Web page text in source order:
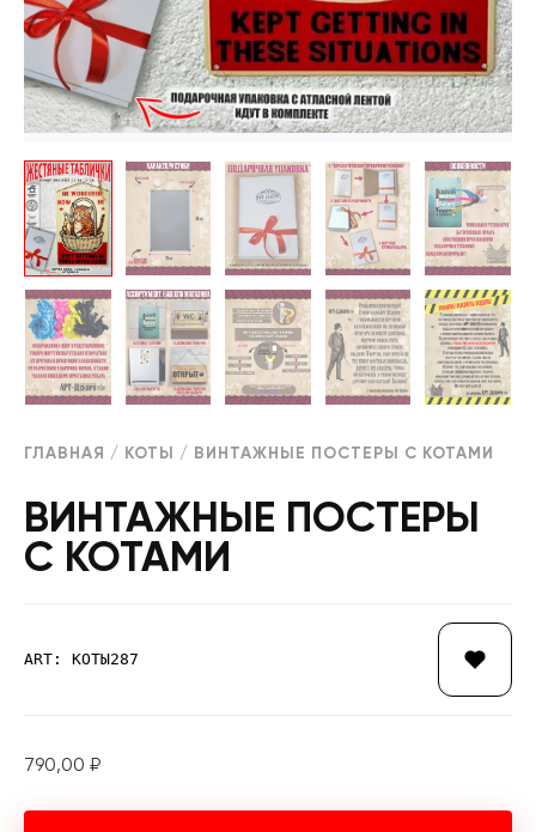
ГЛАВНАЯ / КОТЫ / ВИНТАЖНЫЕ ПОСТЕРЫ С КОТАМИ
ВИНТАЖНЫЕ ПОСТЕРЫ
С КОТАМИ
ART: КОТЫ287
790,00 ₽